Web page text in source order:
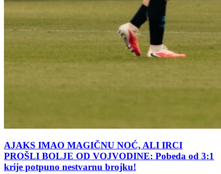
AJAKS IMAO MAGIČNU NOĆ, ALI IRCI
PROŠLI BOLJE OD VOJVODINE: Pobeda od 3:1
krije potpuno nestvarnu brojku!